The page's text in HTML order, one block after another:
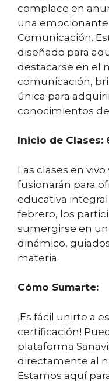
complace en
una
Comunicación.
diseñado para
destacarse en el
comunicación,
única para
conocimientos
Inicio de Clases:
Las clases en
fusionarán para
educativa
febrero, los
sumergirse en
dinámico,
materia.
Cómo Sumarte:
¡Es fácil unirte a
certificación!
plataforma
directamente al
Estamos aquí